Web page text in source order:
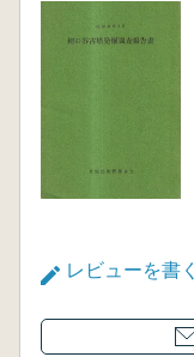
レビューを書く